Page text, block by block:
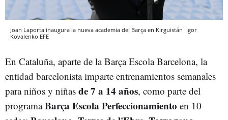
Joan Laporta inaugura la nueva academia del Barça en Kirguistán Igor
Kovalenko EFE
En Cataluña, aparte de la Barça Escola Barcelona, la
entidad barcelonista imparte entrenamientos semanales
para niños y niñas de 7 a 14 años, como parte del
programaBarça Escola Perfeccionamiento en 10